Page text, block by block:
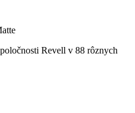
Revell v 88 rôznych